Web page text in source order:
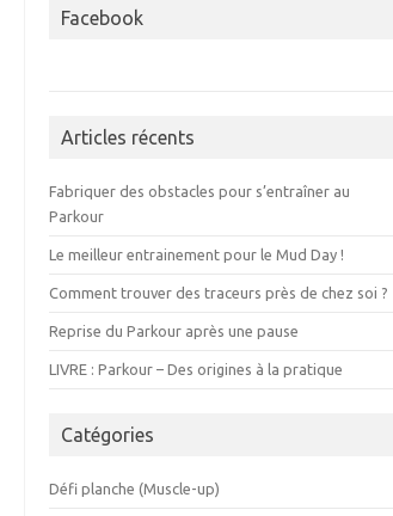
Facebook
Articles récents
Fabriquer des obstacles pour s’entraîner au
Parkour
Le meilleur entrainement pour le Mud Day !
Comment trouver des traceurs près de chez soi ?
Reprise du Parkour après une pause
LIVRE : Parkour – Des origines à la pratique
Catégories
Défi planche (Muscle-up)